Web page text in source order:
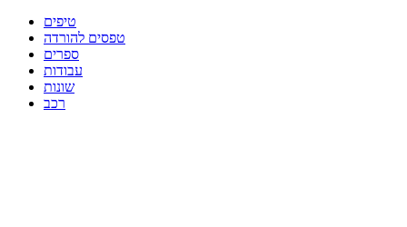
טיפים
טפסים להורדה
ספרים
עבודות
שונות
רכב